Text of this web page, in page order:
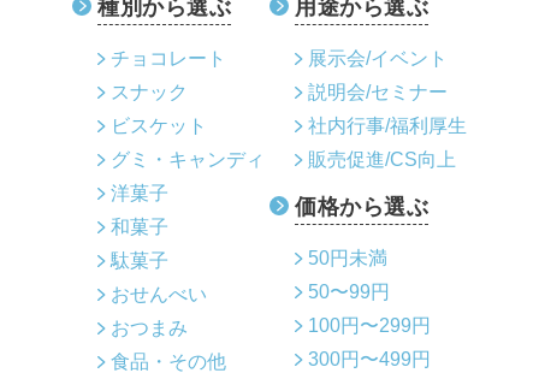
種別から選ぶ
チョコレート
スナック
ビスケット
グミ・キャンディ
洋菓子
和菓子
駄菓子
おせんべい
おつまみ
食品・その他
用途から選ぶ
展示会/イベント
説明会/セミナー
社内行事/福利厚生
販売促進/CS向上
価格から選ぶ
50円未満
50〜99円
100円〜299円
300円〜499円